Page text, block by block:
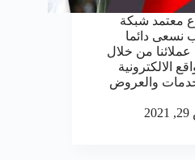
معتمد شبكة
نسعى دائما
من خلال
الالكترونية
والعروض